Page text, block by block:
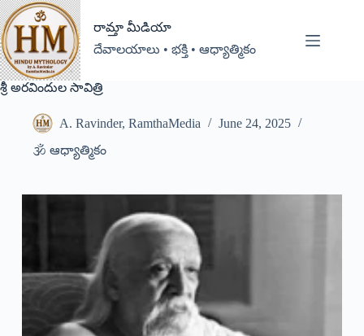
రామ్తా మీడియా
దేవాలయాలు • భక్తి • ఆధ్యాత్మికం
శ్రీ అరవిందుల సావిత్రి
A. Ravinder, RamthaMedia
June 24, 2025
🕉️ ఆధ్యాత్మికం